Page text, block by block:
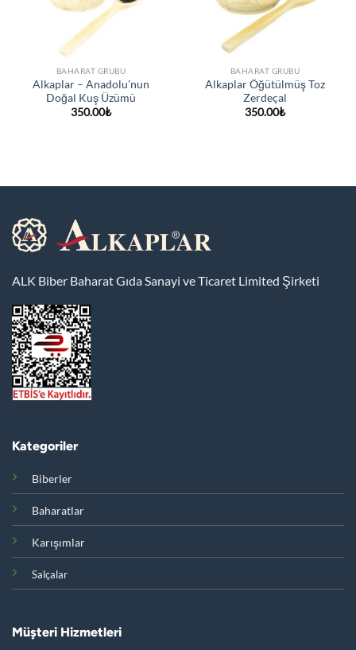
BAHARAT GRUBU
Alkaplar – Anadolu’nun
Doğal Kuş Üzümü
350.00₺
BAHARAT GRUBU
Alkaplar Öğütülmüş Toz
Zerdeçal
350.00₺
ALK Biber Baharat Gıda Sanayi ve Ticaret Limited Şirketi
Kategoriler
Biberler
Baharatlar
Karışımlar
Salçalar
Müşteri Hizmetleri